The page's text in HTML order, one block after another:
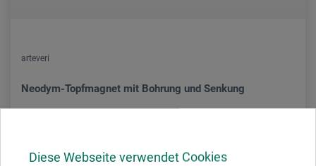
Diese Webseite verwendet Cookies
arteveri
Neodym-Topfmagnet mit Bohrung und Senkung